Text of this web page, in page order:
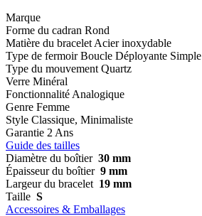
Marque
Forme du cadran Rond
Matière du bracelet Acier inoxydable
Type de fermoir Boucle Déployante Simple
Type du mouvement Quartz
Verre Minéral
Fonctionnalité Analogique
Genre Femme
Style Classique, Minimaliste
Garantie 2 Ans
Guide des tailles
Diamètre du boîtier 30 mm
Épaisseur du boîtier 9 mm
Largeur du bracelet 19 mm
Taille S
Accessoires & Emballages